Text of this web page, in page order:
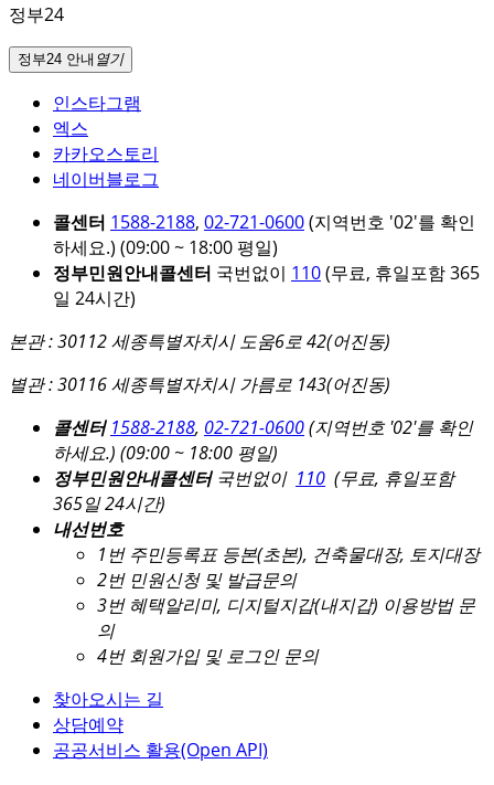
정부24
정부24 안내 열기
인스타그램
엑스
카카오스토리
네이버블로그
콜센터 1588-2188, 02-721-0600(지역번호 '02'를 확인
하세요.) (09:00 ~ 18:00 평일)
정부민원안내콜센터 국번없이 110(무료, 휴일포함 365
일 24시간)
본관 : 30112 세종특별자치시 도움6로 42(어진동)
별관 : 30116 세종특별자치시 가름로 143(어진동)
콜센터 1588-2188, 02-721-0600(지역번호 '02'를 확인
하세요.) (09:00 ~ 18:00 평일)
정부민원안내콜센터국번없이 110 (무료, 휴일포함
365일 24시간)
내선번호
1번 주민등록표 등본(초본), 건축물대장, 토지대장
2번 민원신청 및 발급문의
3번 혜택알리미, 디지털지갑(내지갑) 이용방법 문
의
4번 회원가입 및 로그인 문의
찾아오시는 길
상담예약
공공서비스 활용(Open API)